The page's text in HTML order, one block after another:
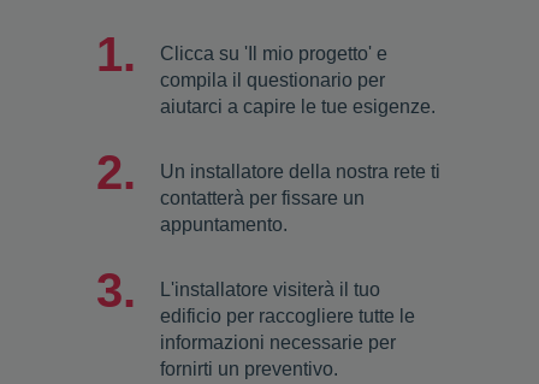
Clicca su 'Il mio progetto' e
compila il questionario per
aiutarci a capire le tue esigenze.
Un installatore della nostra rete ti
contatterà per fissare un
appuntamento.
L'installatore visiterà il tuo
edificio per raccogliere tutte le
informazioni necessarie per
fornirti un preventivo.